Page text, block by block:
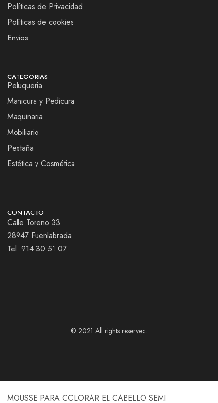
Políticas de Privacidad
Políticas de cookies
Envios
CATEGORIAS
Peluqueria
Manicura y Pedicura
Maquinaria
Mobiliario
Pestaña
Estética y Cosmética
CONTACTO
Calle Toreno 33
28947 Fuenlabrada
Tel: 914 30 51 07
© 2021 All rights reserved.
MOUSSE PARA COLORAR EL CABELLO SEMI